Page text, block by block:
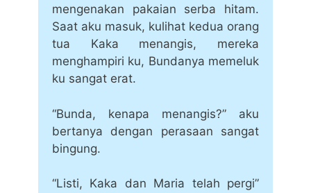
mengenakan pakaian serba hitam.
Saat aku masuk, kulihat kedua orang
tua Kaka menangis, mereka
menghampiri ku, Bundanya memeluk
ku sangat erat.
“Bunda, kenapa menangis?” aku
bertanya dengan perasaan sangat
bingung.
“Listi, Kaka dan Maria telah pergi”